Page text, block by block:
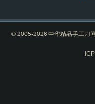
© 2005-2026 中华精品手工刀